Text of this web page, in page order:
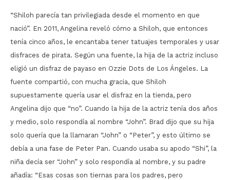
“Shiloh parecía tan privilegiada desde el momento en que
nació”. En 2011, Angelina reveló cómo a Shiloh, que entonces
tenía cinco años, le encantaba tener tatuajes temporales y usar
disfraces de pirata. Según una fuente, la hija de la actriz incluso
eligió un disfraz de payaso en Ozzie Dots de Los Ángeles. La
fuente compartió, con mucha gracia, que Shiloh
supuestamente quería usar el disfraz en la tienda, pero
Angelina dijo que “no”. Cuando la hija de la actriz tenía dos años
y medio, solo respondía al nombre “John”. Brad dijo que su hija
solo quería que la llamaran “John” o “Peter”, y esto último se
debía a una fase de Peter Pan. Cuando usaba su apodo “Shi”, la
niña decía ser “John” y solo respondía al nombre, y su padre
añadía: “Esas cosas son tiernas para los padres, pero